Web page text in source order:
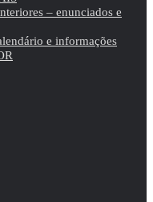
– enunciados e
e informações